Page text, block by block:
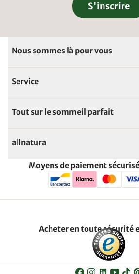
S'inscrire
Nous sommes là pour vous
Service
Tout sur le sommeil parfait
allnatura
Moyens de paiement
Acheter en toute sécurité